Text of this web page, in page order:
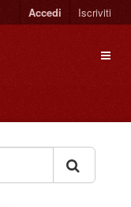
Accedi Iscriviti